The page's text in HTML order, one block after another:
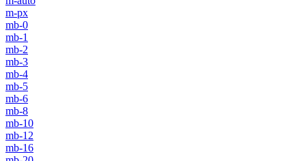
m-px
mb-0
mb-1
mb-2
mb-3
mb-4
mb-5
mb-6
mb-8
mb-10
mb-12
mb-16